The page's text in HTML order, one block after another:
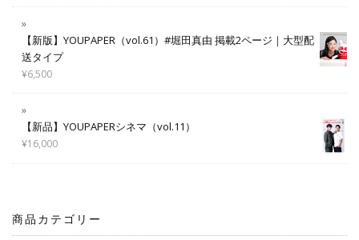
【新版】YOUPAPER（vol.61）#堀田真由 掲載2ページ｜大型配
送タイプ
¥6,500
【新品】YOUPAPERシネマ（vol.11）
¥16,000
商品カテゴリー